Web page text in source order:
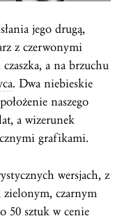
jego drugą,
z czerwonymi
a na brzuchu
. Dwa niebieskie
naszego
a wizerunek
grafikami.
wersjach, z
czarnym
50 sztuk w cenie